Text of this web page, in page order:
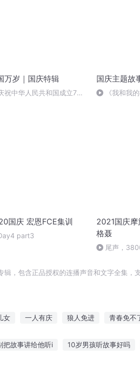
万岁｜国庆特辑
祝中华人民共和国成立73
国庆主题故
《我和我
国庆 宏恩FCE集训
part3
2021国庆
格聂
尾声，
，包含正品授权的连播声音和文字全集，
女 一人有庆 狼人免进 青春免不
把故事讲给他听i 10岁男孩听故事好吗